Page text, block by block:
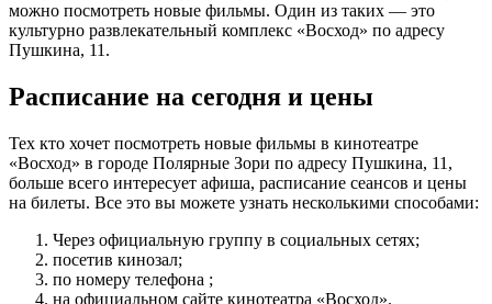
можно посмотреть новые фильмы. Один из таких — это
культурно развлекательный комплекс «Восход» по адресу
Пушкина, 11.
Расписание на сегодня и цены
Тех кто хочет посмотреть новые фильмы в кинотеатре
«Восход» в городе Полярные Зори по адресу Пушкина, 11,
больше всего интересует афиша, расписание сеансов и цены
на билеты. Все это вы можете узнать несколькими способами:
Через официальную группу в социальных сетях;
посетив кинозал;
по номеру телефона ;
на официальном сайте кинотеатра «Восход».